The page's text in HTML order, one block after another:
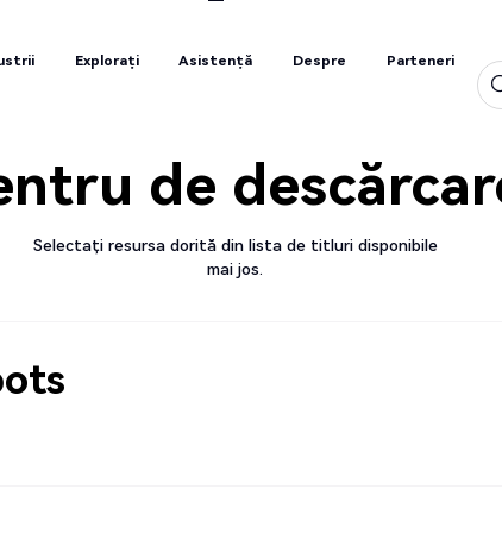
Explorați
Asistență
Despre
Parteneri
de
Selectați resursa dorită din lista de titluri disponibile
mai jos.